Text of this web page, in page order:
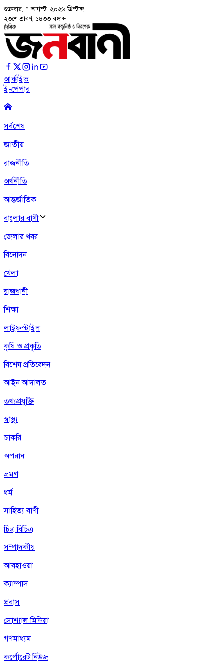
শুক্রবার, ৭ আগস্ট, ২০২৬ খ্রিস্টাব্দ
২৩শে শ্রাবণ, ১৪৩৩ বঙ্গাব্দ
আর্কাইভ
ই-পেপার
সর্বশেষ
জাতীয়
রাজনীতি
অর্থনীতি
আন্তর্জাতিক
বাংলার বাণী
জেলার খবর
বিনোদন
খেলা
রাজধানী
শিক্ষা
লাইফস্টাইল
কৃষি ও প্রকৃতি
বিশেষ প্রতিবেদন
আইন আদালত
তথ্যপ্রযুক্তি
স্বাস্থ্য
চাকরি
অপরাধ
ভ্রমণ
ধর্ম
সাহিত্য বাণী
চিত্র বিচিত্র
সম্পাদকীয়
আবহাওয়া
ক্যাম্পাস
প্রবাস
সোশ্যাল মিডিয়া
গণমাধ্যম
কর্পোরেট নিউজ